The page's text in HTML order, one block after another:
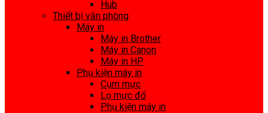
Hub
Thiết bị văn phòng
Máy in
Máy in Brother
Máy in Canon
Máy in HP
Phụ kiện máy in
Cụm mực
Lọ mực đổ
Phụ kiện máy in